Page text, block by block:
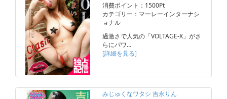
消費ポイント：1500Pt
カテゴリー：マーレーインターナシ
ョナル
過激さで人気の「VOLTAGE-X」がさ
らにパワ…
[詳細を見る]
みじゅくなワタシ 吉永りん